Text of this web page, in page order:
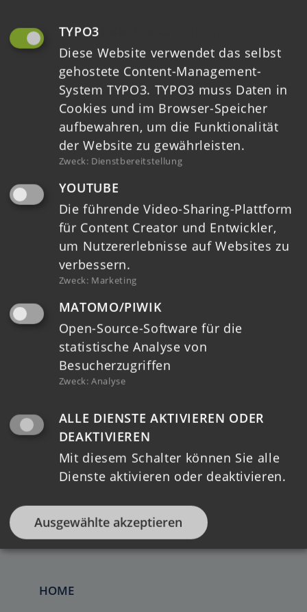
Login
Downloads
Ausschreibungen
Kontakt
Datenschutz
Impressum
Barrierefreiheit
HOME
TYPO3
Diese Website verwendet das selbst
gehostete Content-Management-
System TYPO3. TYPO3 muss Daten in
Cookies und im Browser-Speicher
aufbewahren, um die Funktionalität
der Website zu gewährleisten.
Zweck: Dienstbereitstellung
YOUTUBE
Die führende Video-Sharing-Plattform
für Content Creator und Entwickler,
um Nutzererlebnisse auf Websites zu
verbessern.
Zweck: Marketing
MATOMO/PIWIK
Open-Source-Software für die
statistische Analyse von
Besucherzugriffen
Zweck:Analyse
ALLE DIENSTE AKTIVIEREN ODER
DEAKTIVIEREN
Mit diesem Schalter können Sie alle
Dienste aktivieren oder deaktivieren.
Ausgewählte akzeptieren